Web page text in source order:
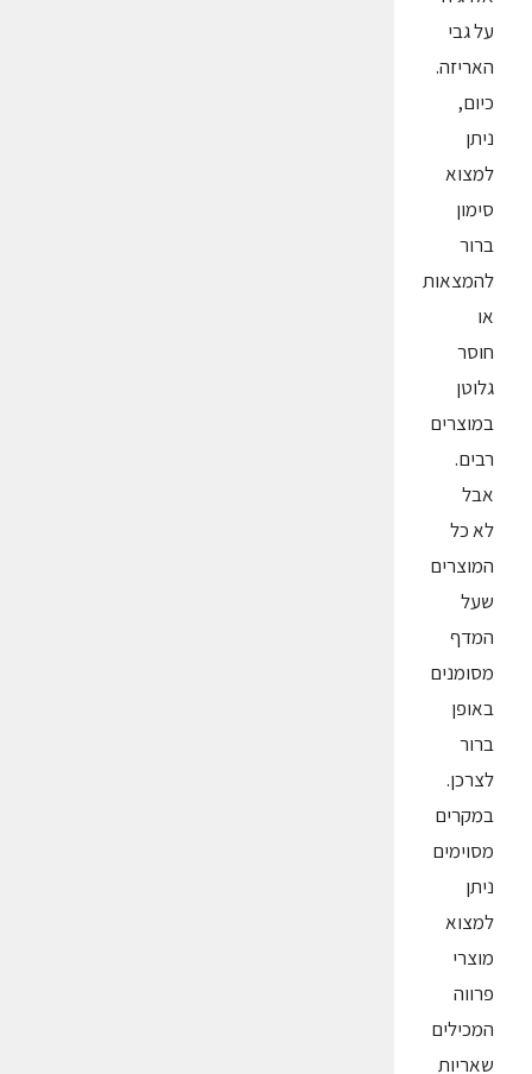
על גבי
האריזה.
כיום,
ניתן
למצוא
סימון
ברור
להמצאות
או
חוסר
גלוטן
במוצרים
רבים.
אבל
לא כל
המוצרים
שעל
המדף
מסומנים
באופן
ברור
לצרכן.
במקרים
מסוימים
ניתן
למצוא
מוצרי
פרווה
המכילים
שאריות